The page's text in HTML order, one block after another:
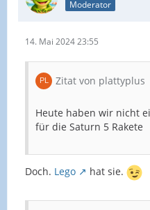
Moderator
14. Mai 2024 23:55
Zitat von plattyplus
Heute haben wir nicht
für die Saturn 5 Rakete
Doch. Lego hat sie.